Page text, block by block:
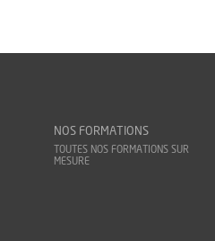
NOS FORMATIONS
TOUTES NOS FORMATIONS SUR
MESURE